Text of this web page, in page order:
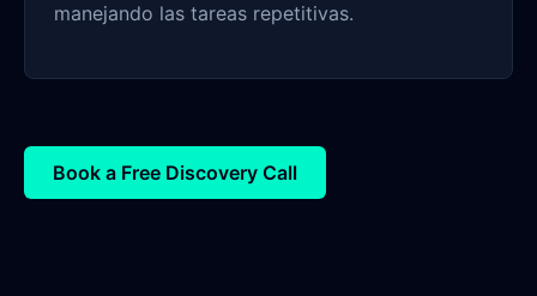
manejando las tareas repetitivas.
Book a Free Discovery Call